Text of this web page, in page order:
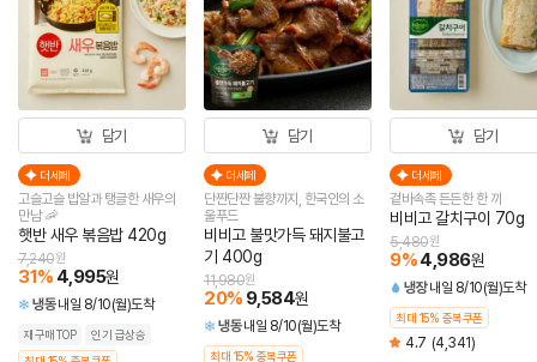
담기
더세페
고슬고슬 밥알과 탱글한 새우의
만남 🦐
햇반 새우 볶음밥 420g
31% 4,995원
7,240원
냉동 내일 8/10(월)도착
재구매TOP
인기 급상승
담기
더세페
단짠단짠 불향까지, 한국인의 소
울푸드
비비고 불맛가득 돼지불고
기 400g
20% 9,584원
11,980원
냉동 내일 8/10(월)도착
최대 15% 중복쿠폰
담기
더세페
겉바속촉 든든한 한 끼
비비고 갈치구이 70g
9%4,986원
5,480원
냉장 내일 8/10(월)도착
최대 15% 중복쿠폰
4.7 (4,341)